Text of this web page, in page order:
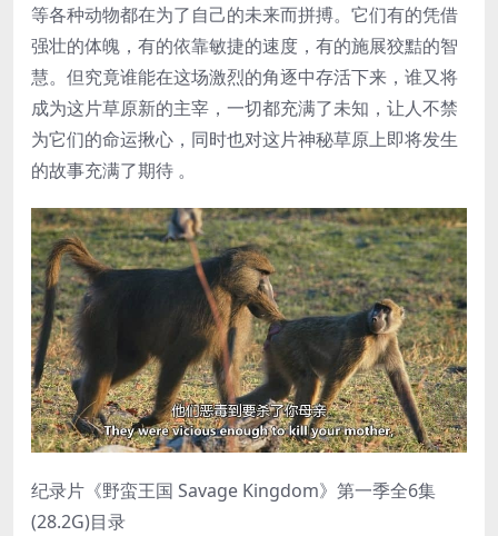
等各种动物都在为了自己的未来而拼搏。它们有的凭借
强壮的体魄，有的依靠敏捷的速度，有的施展狡黠的智
慧。但究竟谁能在这场激烈的角逐中存活下来，谁又将
成为这片草原新的主宰，一切都充满了未知，让人不禁
为它们的命运揪心，同时也对这片神秘草原上即将发生
的故事充满了期待 。
纪录片《野蛮王国 Savage Kingdom》第一季全6集
(28.2G)目录